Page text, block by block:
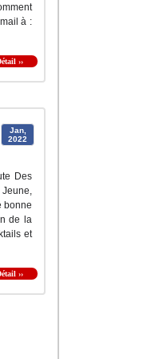
à :
››
Jan,
2022
Des
bonne
de la
et
››